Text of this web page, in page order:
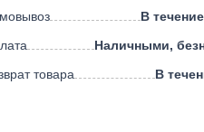
В
Наличными,
товара
В